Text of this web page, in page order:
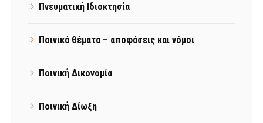
Πνευματική Ιδιοκτησία
Ποινικά θέματα – αποφάσεις και νόμοι
Ποινική Δικονομία
Ποινική Δίωξη